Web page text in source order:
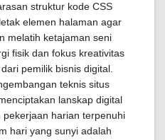
struktur kode CSS
elemen halaman agar
melatih ketajaman seni
fisik dan fokus kreativitas
pemilik bisnis digital.
teknis situs
lanskap digital
harian terpenuhi
hari yang sunyi adalah